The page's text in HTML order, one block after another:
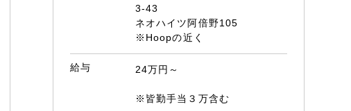
3-43
ネオハイツ阿倍野105
※Hoopの近く
給与 24万円～
※皆勤手当３万含む